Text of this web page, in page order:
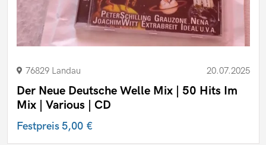
76829 Landau 20.07.2025
Der Neue Deutsche Welle Mix | 50 Hits Im
Mix | Various | CD
Festpreis5,00 €